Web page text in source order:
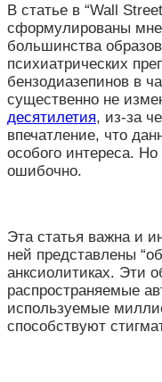
В статье в “Wall
сформулированы
большинства
психиатрических
бензодиазепинов в
существенно не
десятилетия, из-за
впечатление, что
особого интереса.
ошибочно.
Эта статья важна и
ней представлены
анксиолитиках. Эти
распространяемые
используемые
способствуют